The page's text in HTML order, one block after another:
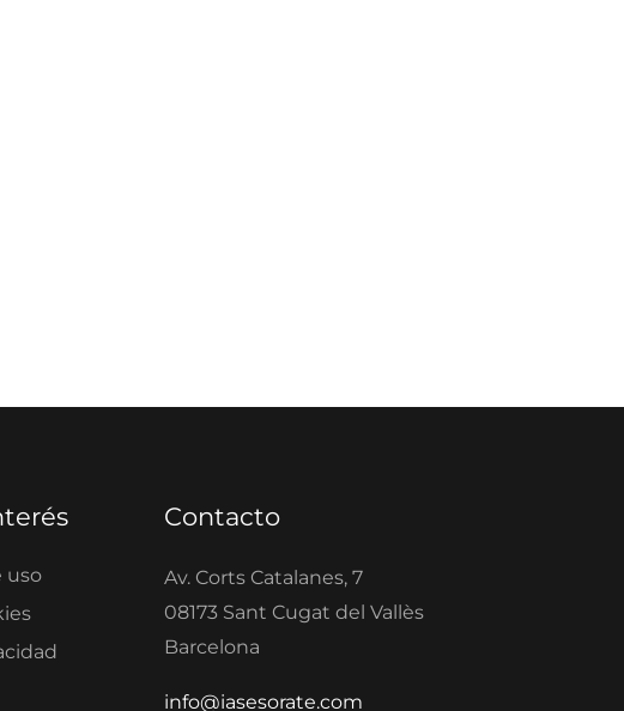
uso
Contacto
Av. Corts Catalanes, 7
08173 Sant Cugat del Vallès
Barcelona
info@iasesorate.com